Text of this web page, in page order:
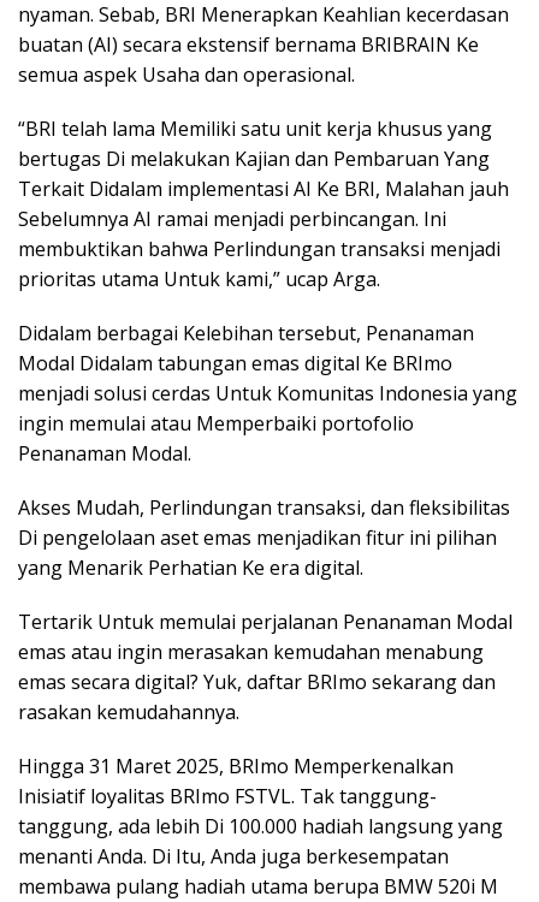
nyaman. Sebab, BRI Menerapkan Keahlian kecerdasan
buatan (AI) secara ekstensif bernama BRIBRAIN Ke
semua aspek Usaha dan operasional.
“BRI telah lama Memiliki satu unit kerja khusus yang
bertugas Di melakukan Kajian dan Pembaruan Yang
Terkait Didalam implementasi AI Ke BRI, Malahan jauh
Sebelumnya AI ramai menjadi perbincangan. Ini
membuktikan bahwa Perlindungan transaksi menjadi
prioritas utama Untuk kami,” ucap Arga.
Didalam berbagai Kelebihan tersebut, Penanaman
Modal Didalam tabungan emas digital Ke BRImo
menjadi solusi cerdas Untuk Komunitas Indonesia yang
ingin memulai atau Memperbaiki portofolio
Penanaman Modal.
Akses Mudah, Perlindungan transaksi, dan fleksibilitas
Di pengelolaan aset emas menjadikan fitur ini pilihan
yang Menarik Perhatian Ke era digital.
Tertarik Untuk memulai perjalanan Penanaman Modal
emas atau ingin merasakan kemudahan menabung
emas secara digital? Yuk, daftar BRImo sekarang dan
rasakan kemudahannya.
Hingga 31 Maret 2025, BRImo Memperkenalkan
Inisiatif loyalitas BRImo FSTVL. Tak tanggung-
tanggung, ada lebih Di 100.000 hadiah langsung yang
menanti Anda. Di Itu, Anda juga berkesempatan
membawa pulang hadiah utama berupa BMW 520i M